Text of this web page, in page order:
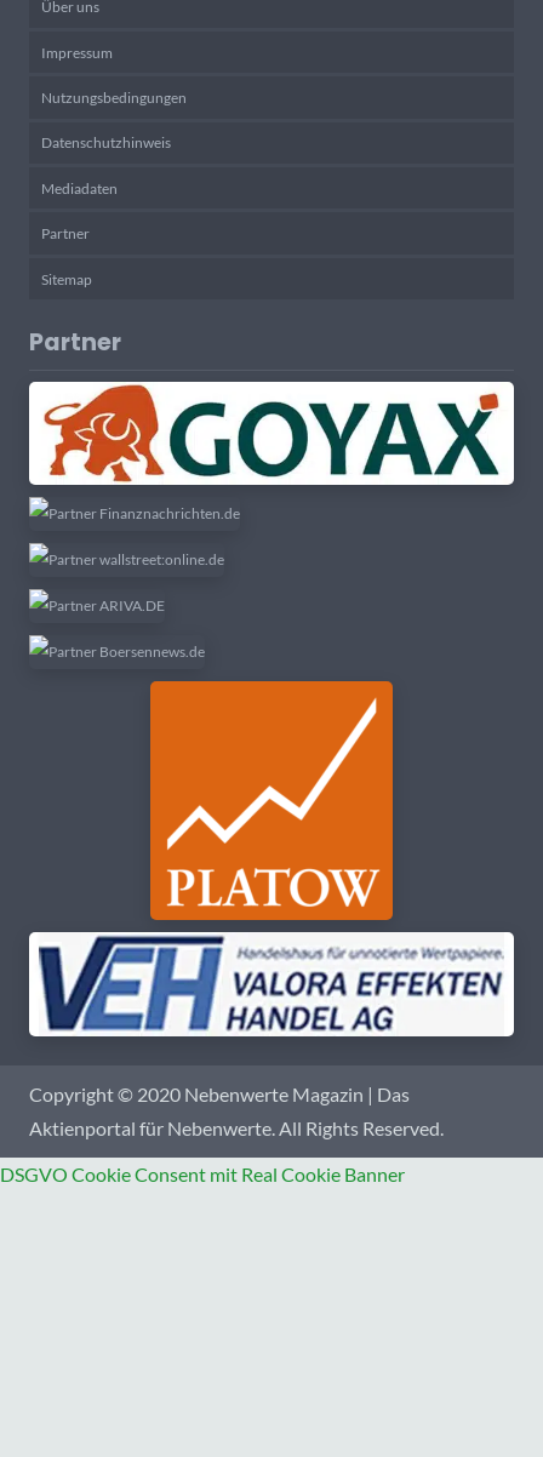
Über uns
Impressum
Nutzungsbedingungen
Datenschutzhinweis
Mediadaten
Partner
Sitemap
Partner
Copyright © 2020 Nebenwerte Magazin | Das
Aktienportal für Nebenwerte. All Rights Reserved.
DSGVO Cookie Consent mit Real Cookie Banner